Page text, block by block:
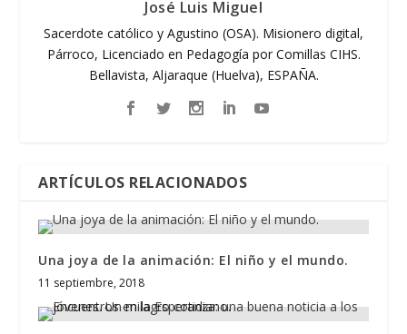
José Luis Miguel
Sacerdote católico y Agustino (OSA). Misionero digital,
Párroco, Licenciado en Pedagogía por Comillas CIHS.
Bellavista, Aljaraque (Huelva), ESPAÑA.
ARTÍCULOS RELACIONADOS
Una joya de la animación: El niño y el mundo.
11 septiembre, 2018